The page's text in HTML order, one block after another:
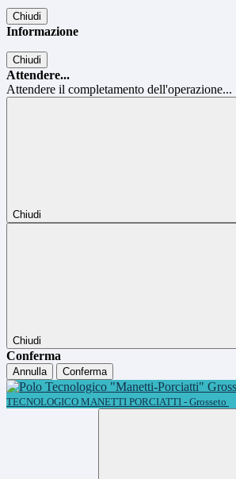
Chiudi
Informazione
Chiudi
Attendere...
Attendere il completamento dell'operazione...
Chiudi
Chiudi
Conferma
Annulla
Conferma
TECNOLOGICO MANETTI PORCIATTI - Grosseto